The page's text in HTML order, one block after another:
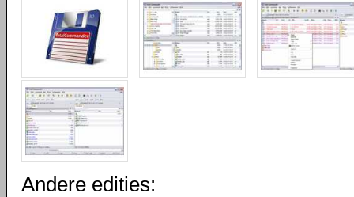
Andere edities: